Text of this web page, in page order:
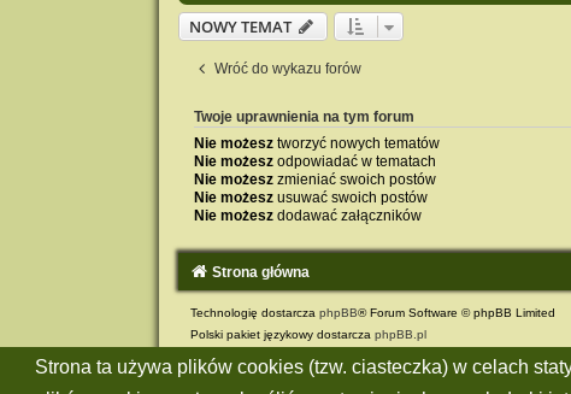
Strona ta używa plików cookies (tzw. ciasteczka) w celach
NOWY TEMAT
Wróć do wykazu forów
Twoje uprawnienia na tym forum
Nie możesztworzyć nowych tematów
Nie możeszodpowiadać w tematach
Nie możeszzmieniać swoich postów
Nie możeszusuwać swoich postów
Nie możeszdodawać załączników
Strona główna
Technologię dostarcza phpBB® Forum Software © phpBB Limited
Polski pakiet językowy dostarcza phpBB.pl
Zasady ochrony danych osobowych |Regulamin